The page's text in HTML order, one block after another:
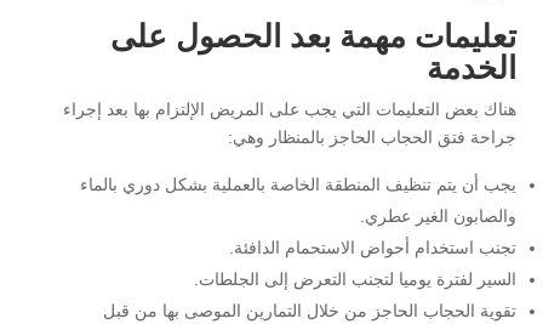
تعليمات مهمة بعد الحصول على
الخدمة
هناك بعض التعليمات التي يجب على المريض الإلتزام بها بعد إجراء
جراحة فتق الحجاب الحاجز بالمنظار وهي:
يجب أن يتم تنظيف المنطقة الخاصة بالعملية بشكل دوري بالماء
والصابون الغير عطري.
تجنب استخدام أحواض الاستحمام الدافئة.
السير لفترة يوميا لتجنب التعرض إلى الجلطات.
تقوية الحجاب الحاجز من خلال التمارين الموصى بها من قبل